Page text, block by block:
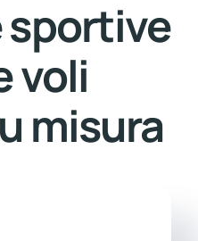
sportive
voli
misura